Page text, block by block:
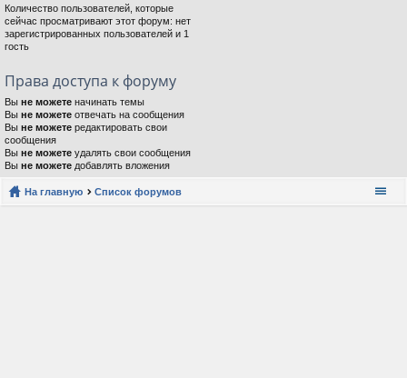
Количество пользователей, которые
сейчас просматривают этот форум: нет
зарегистрированных пользователей и 1
гость
Права доступа к форуму
Вы не можете начинать темы
Вы не можете отвечать на сообщения
Вы не можете редактировать свои
сообщения
Вы не можете удалять свои сообщения
Вы не можете добавлять вложения
На главную Список форумов